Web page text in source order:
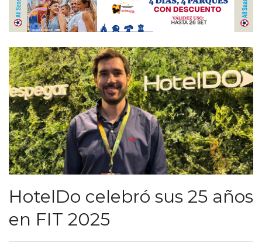
HotelDo celebró sus 25 años
en FIT 2025